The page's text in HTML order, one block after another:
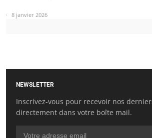
8 janvier 2026
NEWSLETTER
Inscrivez-vous pour recevoir nos
directement dans votre boîte mail.